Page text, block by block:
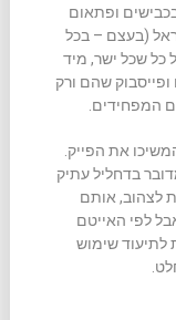
ופתאום
(בעצם – בכל
כל שכל ישר, מיד
שהם ורק
המפחידים.
ערוץ 13 המשיכו את הפייק.
בדחליל עתיק
לצהוב, אותם
לפי האייטם
שימוש